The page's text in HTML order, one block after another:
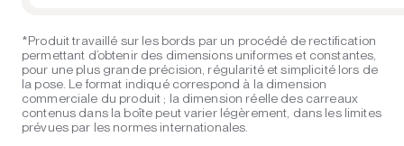
*Produit travaillé sur les bords par un procédé de rectification
permettant d’obtenir des dimensions uniformes et constantes,
pour une plus grande précision, régularité et simplicité lors de
la pose. Le format indiqué correspond à la dimension
commerciale du produit ; la dimension réelle des carreaux
contenus dans la boîte peut varier légèrement, dans les limites
prévues par les normes internationales.